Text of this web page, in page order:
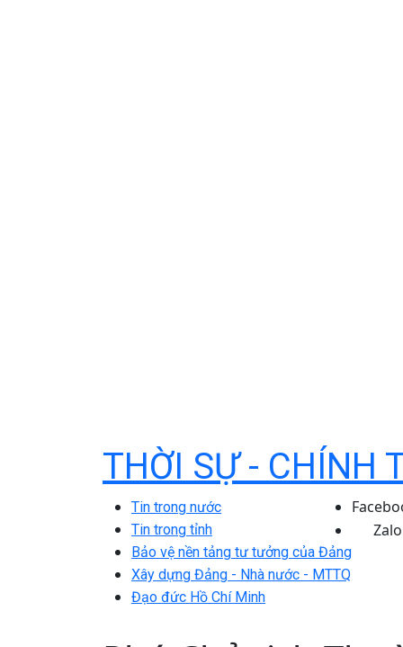
THỜI SỰ - CHÍNH
Tin trong nước
Tin trong tỉnh
Bảo vệ nền tảng tư tưởng của Đảng
Xây dựng Đảng - Nhà nước - MTTQ
Đạo đức Hồ Chí Minh
Zalo